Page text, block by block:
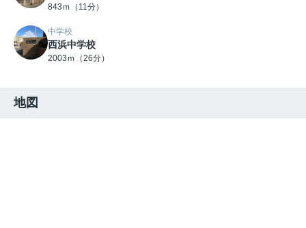
843ｍ（11分）
中学校
西浜中学校
2003ｍ（26分）
地図